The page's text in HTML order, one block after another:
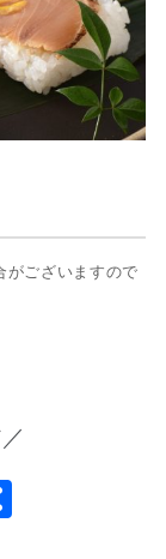
がございますので